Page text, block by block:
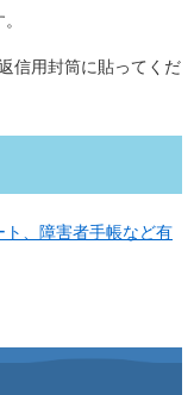
信用封筒に貼ってくだ
、障害者手帳など有